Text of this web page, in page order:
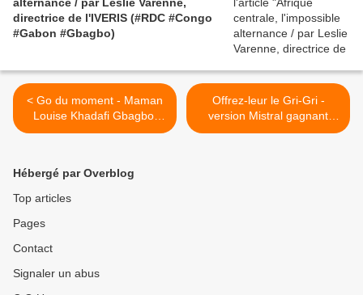
directrice de l'IVERIS (#RDC #Congo
#Gabon #Gbagbo)
< Go du moment - Maman
Louise Khadafi Gbagbo,
militante congolaise
Offrez-leur le Gri-Gri -
version Mistral gagnant
(Renaud) >
Hébergé par Overblog
Top articles
Pages
Contact
Signaler un abus